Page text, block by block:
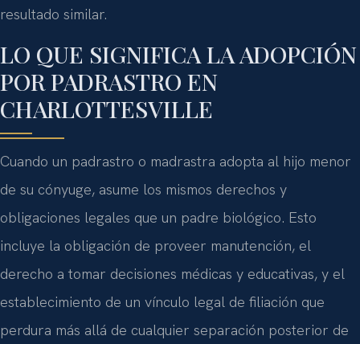
resultado similar.
LO QUE SIGNIFICA LA ADOPCIÓN
POR PADRASTRO EN
CHARLOTTESVILLE
Cuando un padrastro o madrastra adopta al hijo menor
de su cónyuge, asume los mismos derechos y
obligaciones legales que un padre biológico. Esto
incluye la obligación de proveer manutención, el
derecho a tomar decisiones médicas y educativas, y el
establecimiento de un vínculo legal de filiación que
perdura más allá de cualquier separación posterior de